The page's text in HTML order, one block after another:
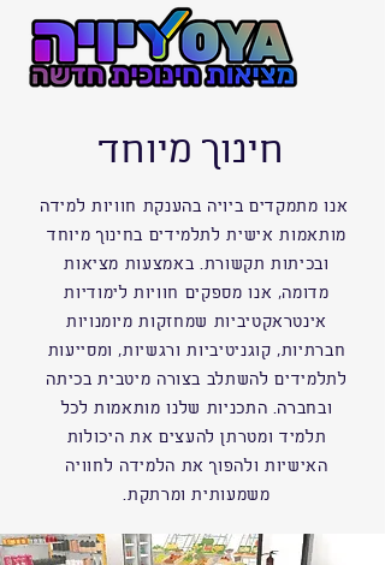
אנו מתמקדים ביויה בהענקת חוויות למידה
מותאמות אישית לתלמידים בחינוך מיוחד
ובכיתות תקשורת. באמצעות מציאות
מדומה, אנו מספקים חוויות לימודיות
אינטראקטיביות שמחזקות מיומנויות
חברתיות, קוגניטיביות ורגשיות, ומסייעות
לתלמידים להשתלב בצורה מיטבית בכיתה
ובחברה. התכניות שלנו מותאמות לכל
תלמיד ומטרתן להעצים את היכולות
האישיות ולהפוך את הלמידה לחוויה
משמעותית ומרתקת.